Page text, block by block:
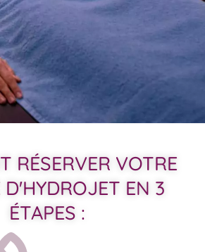
RÉSERVER VOTRE
D'HYDROJET EN 3
ÉTAPES :